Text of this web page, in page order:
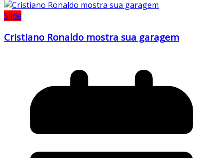
Slide
Cristiano Ronaldo mostra sua garagem